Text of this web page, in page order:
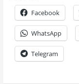
Facebook
WhatsApp
Telegram